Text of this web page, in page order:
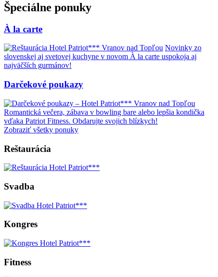
Špeciálne ponuky
À la carte
Novinky zo
slovenskej aj svetovej kuchyne v novom À la carte uspokoja aj
najväčších gurmánov!
Darčekové poukazy
Romantická večera, zábava v bowling bare alebo lepšia kondička
vďaka Patriot Fitness. Obdarujte svojich blízkych!
Zobraziť všetky ponuky
Reštaurácia
Svadba
Kongres
Fitness